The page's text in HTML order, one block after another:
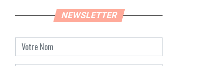
NEWSLETTER